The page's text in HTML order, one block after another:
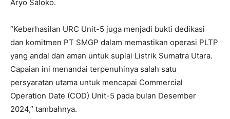
Aryo Saloko.
“Keberhasilan URC Unit-5 juga menjadi bukti dedikasi
dan komitmen PT SMGP dalam memastikan operasi PLTP
yang andal dan aman untuk suplai Listrik Sumatra Utara.
Capaian ini menandai terpenuhinya salah satu
persyaratan utama untuk mencapai Commercial
Operation Date (COD) Unit-5 pada bulan Desember
2024,” tambahnya.